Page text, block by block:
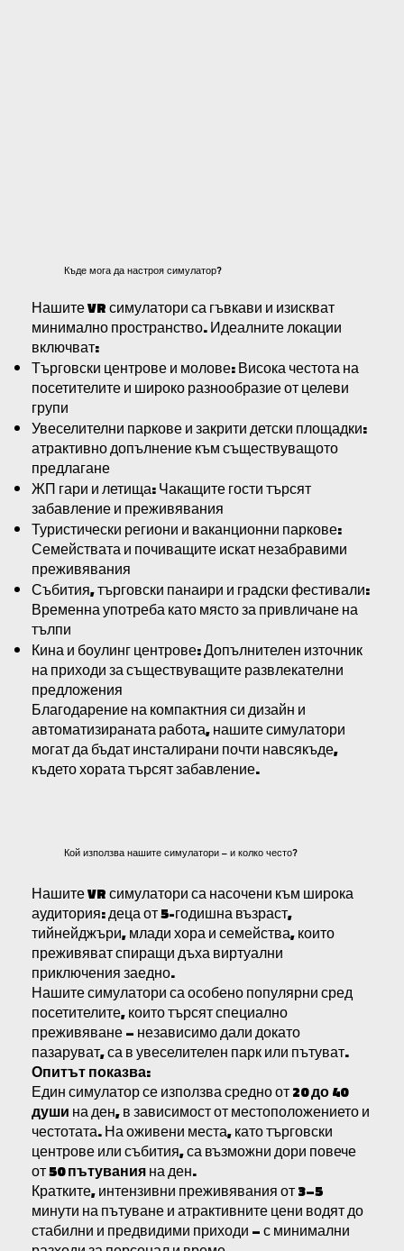
Къде мога да настроя симулатор?
Нашите VR симулатори са гъвкави и изискват
минимално пространство. Идеалните локации
включват:
Търговски центрове и молове: Висока честота на
посетителите и широко разнообразие от целеви
групи
Увеселителни паркове и закрити детски площадки:
атрактивно допълнение към съществуващото
предлагане
ЖП гари и летища: Чакащите гости търсят
забавление и преживявания
Туристически региони и ваканционни паркове:
Семействата и почиващите искат незабравими
преживявания
Събития, търговски панаири и градски фестивали:
Временна употреба като място за привличане на
тълпи
Кина и боулинг центрове: Допълнителен източник
на приходи за съществуващите развлекателни
предложения
Благодарение на компактния си дизайн и
автоматизираната работа, нашите симулатори
могат да бъдат инсталирани почти навсякъде,
където хората търсят забавление.
Кой използва нашите симулатори – и колко често?
Нашите VR симулатори са насочени към широка
аудитория: деца от 5-годишна възраст,
тийнейджъри, млади хора и семейства, които
преживяват спиращи дъха виртуални
приключения заедно.
Нашите симулатори са особено популярни сред
посетителите, които търсят специално
преживяване – независимо дали докато
пазаруват, са в увеселителен парк или пътуват.
Опитът показва:
Един симулатор се използва средно от20 до 40
души на ден, в зависимост от местоположението и
честотата. На оживени места, като търговски
центрове или събития, са възможни дори повече
от50 пътуванияна ден.
Кратките, интензивни преживявания от 3–5
минути на пътуване и атрактивните цени водят до
стабилни и предвидими приходи – с минимални